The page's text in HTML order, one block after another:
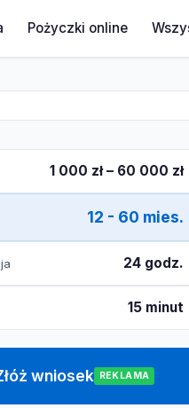
Pożyczki online
1 000 zł – 60 000 zł
12 - 60 mies.
24 godz.
15 minut
wniosek REKLAMA